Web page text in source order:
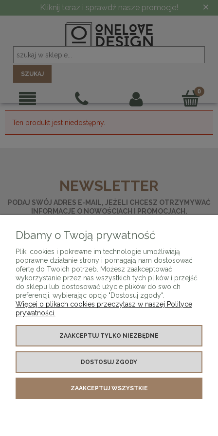
Kliknij teraz i sprawdź nasze promocje! ×
SZUKAJ
Ten produkt jest niedostępny.
NEWSLETTER
PODAJ SWÓJ ADRES E-MAIL, JEŻELI CHCESZ OTRZYMYWAĆ
INFORMACJE O NOWOŚCIACH I PROMOCJACH.
KONTAKT Z NAMI
MOJE KONTO
Dbamy o Twoją prywatność
Pliki cookies i pokrewne im technologie umożliwiają
poprawne działanie strony i pomagają nam dostosować
ofertę do Twoich potrzeb. Możesz zaakceptować
wykorzystanie przez nas wszystkich tych plików i przejść
do sklepu lub dostosować użycie plików do swoich
preferencji, wybierając opcję "Dostosuj zgody".
Więcej o plikach cookies przeczytasz w naszej Polityce
prywatności.
ZAAKCEPTUJ TYLKO NIEZBĘDNE
DOSTOSUJ ZGODY
ZAAKCEPTUJ WSZYSTKIE